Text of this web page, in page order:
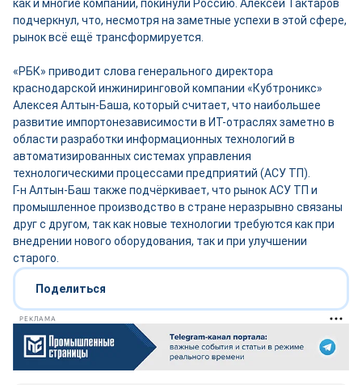
как и многие компании, покинули Россию. Алексей Тактаров
подчеркнул, что, несмотря на заметные успехи в этой сфере,
рынок всё ещё трансформируется.
«РБК» приводит слова генерального директора
краснодарской инжиниринговой компании «Кубтроникс»
Алексея Алтын-Баша, который считает, что наибольшее
развитие импортонезависимости в ИТ-отраслях заметно в
области разработки информационных технологий в
автоматизированных системах управления
технологическими процессами предприятий (АСУ ТП).
Г-н Алтын-Баш также подчёркивает, что рынок АСУ ТП и
промышленное производство в стране неразрывно связаны
друг с другом, так как новые технологии требуются как при
внедрении нового оборудования, так и при улучшении
старого.
Поделиться
РЕКЛАМА